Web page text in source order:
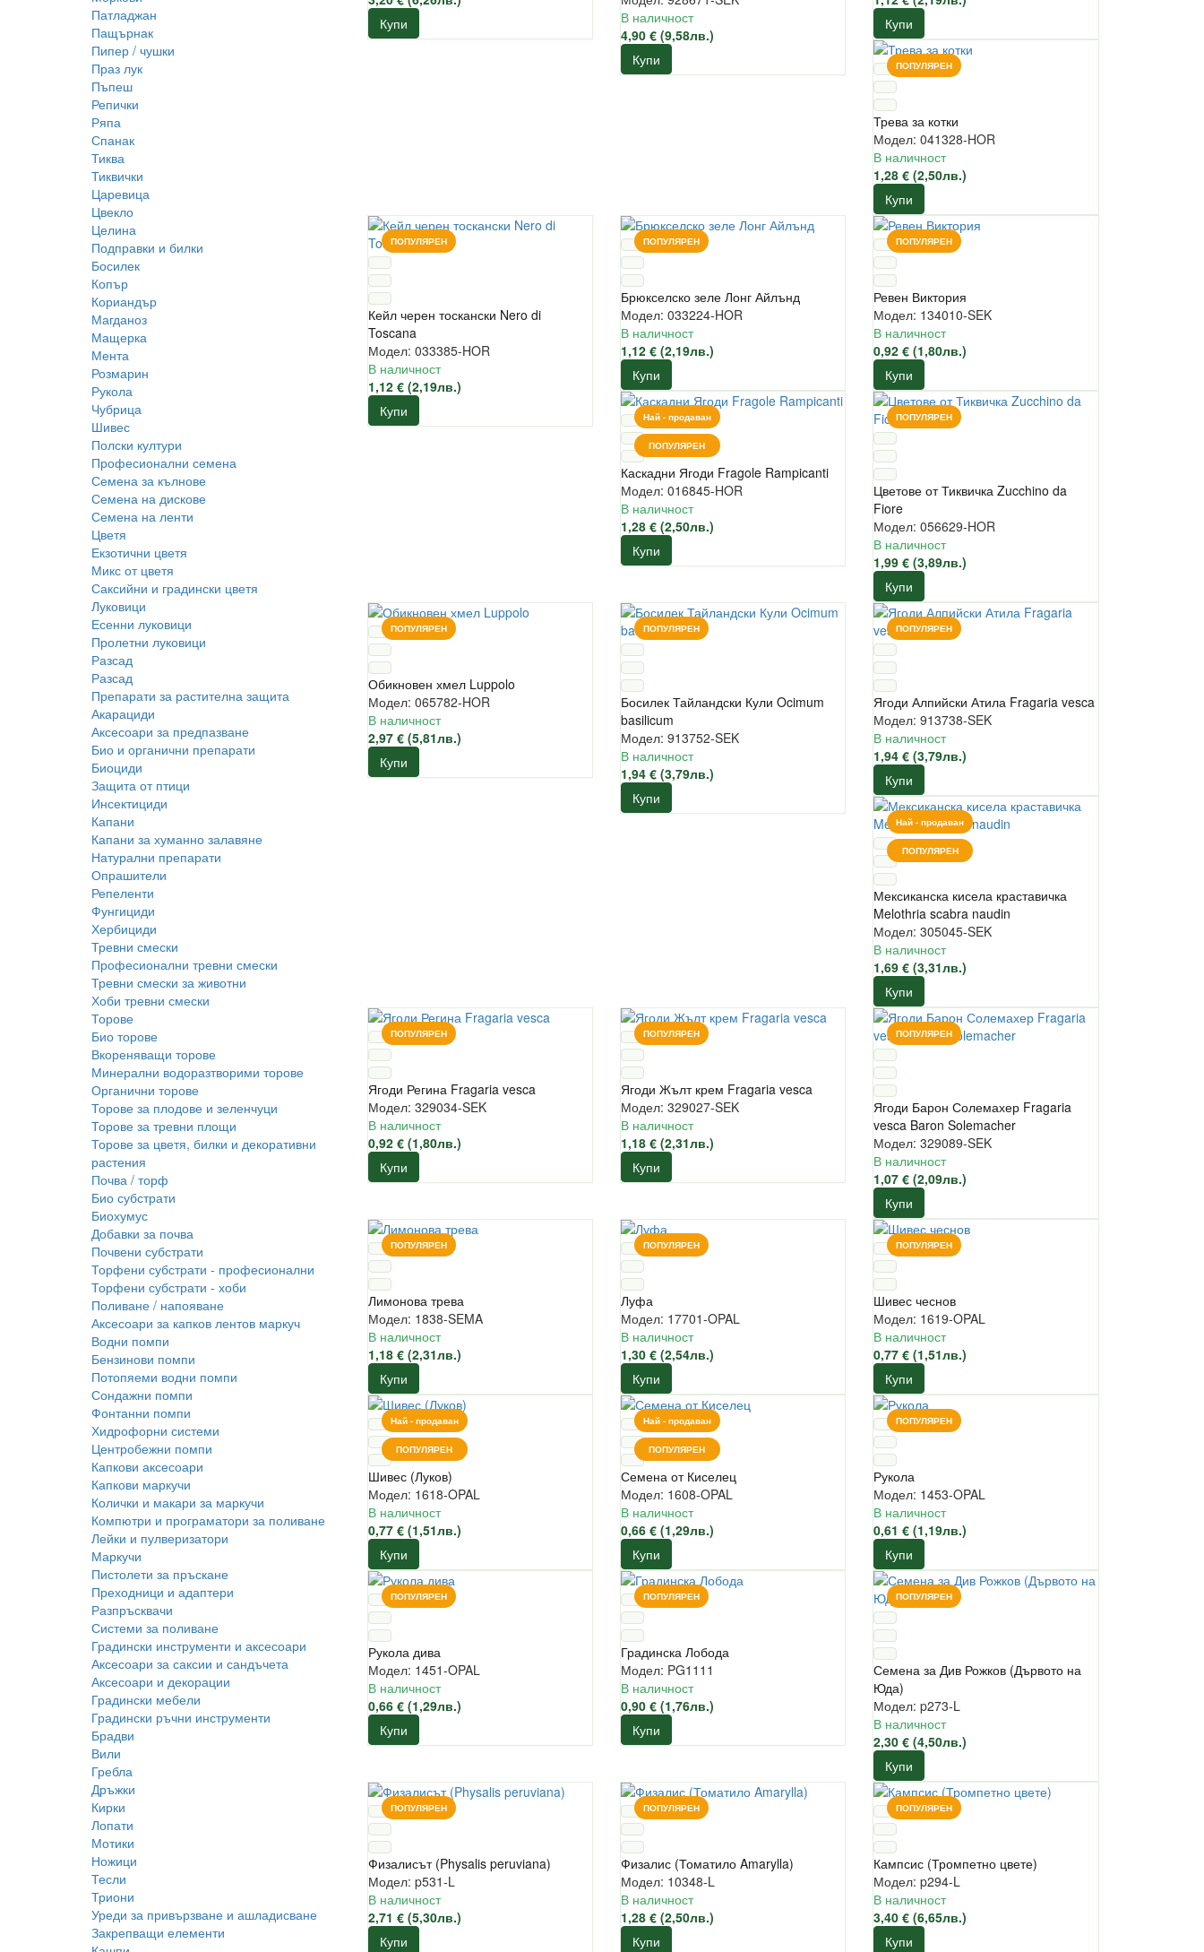
Патладжан
Пащърнак
Пипер / чушки
Праз лук
Пъпеш
Репички
Ряпа
Спанак
Тиква
Тиквички
Царевица
Цвекло
Целина
Подправки и билки
Босилек
Копър
Кориандър
Магданоз
Мащерка
Мента
Розмарин
Рукола
Чубрица
Шивес
Полски култури
Професионални семена
Семена за кълнове
Семена на дискове
Семена на ленти
Цветя
Екзотични цветя
Микс от цветя
Саксийни и градински цветя
Луковици
Есенни луковици
Пролетни луковици
Разсад
Разсад
Препарати за растителна защита
Акарациди
Аксесоари за предпазване
Био и органични препарати
Биоциди
Защита от птици
Инсектициди
Капани
Капани за хуманно залавяне
Натурални препарати
Опрашители
Репеленти
Фунгициди
Хербициди
Тревни смески
Професионални тревни смески
Тревни смески за животни
Хоби тревни смески
Торове
Био торове
Вкореняващи торове
Минерални водоразтворими торове
Органични торове
Торове за плодове и зеленчуци
Торове за тревни площи
Торове за цветя, билки и декоративни
растения
Почва / торф
Био субстрати
Биохумус
Добавки за почва
Почвени субстрати
Торфени субстрати - професионални
Торфени субстрати - хоби
Поливане / напояване
Аксесоари за капков лентов маркуч
Водни помпи
Бензинови помпи
Потопяеми водни помпи
Сондажни помпи
Фонтанни помпи
Хидрофорни системи
Центробежни помпи
Капкови аксесоари
Капкови маркучи
Колички и макари за маркучи
Компютри и програматори за поливане
Лейки и пулверизатори
Маркучи
Пистолети за пръскане
Преходници и адаптери
Разпръсквачи
Системи за поливане
Градински инструменти и аксесоари
Аксесоари за саксии и сандъчета
Аксесоари и декорации
Градински мебели
Градински ръчни инструменти
Брадви
Вили
Гребла
Дръжки
Кирки
Лопати
Мотики
Ножици
Тесли
Триони
Уреди за привързване и ашладисване
Закрепващи елементи
Купи
В наличност
4,90 € (9,58лв.)
Купи
Купи
ПОПУЛЯРЕН
Трева за котки
Модел: 041328-HOR
В наличност
1,28 € (2,50лв.)
Купи
ПОПУЛЯРЕН
Кейл черен тоскански Nero di
Toscana
Модел: 033385-HOR
В наличност
1,12 € (2,19лв.)
Купи
ПОПУЛЯРЕН
Брюкселско зеле Лонг Айлънд
Модел: 033224-HOR
В наличност
1,12 € (2,19лв.)
Купи
ПОПУЛЯРЕН
Ревен Виктория
Модел: 134010-SEK
В наличност
0,92 € (1,80лв.)
Купи
Най - продаван
ПОПУЛЯРЕН
Каскадни Ягоди Fragole Rampicanti
Модел: 016845-HOR
В наличност
1,28 € (2,50лв.)
Купи
ПОПУЛЯРЕН
Цветове от Тиквичка Zucchino da
Fiore
Модел: 056629-HOR
В наличност
1,99 € (3,89лв.)
Купи
ПОПУЛЯРЕН
Обикновен хмел Luppolo
Модел: 065782-HOR
В наличност
2,97 € (5,81лв.)
Купи
ПОПУЛЯРЕН
Босилек Тайландски Кули Ocimum
basilicum
Модел: 913752-SEK
В наличност
1,94 € (3,79лв.)
Купи
ПОПУЛЯРЕН
Ягоди Алпийски Атила Fragaria vesca
Модел: 913738-SEK
В наличност
1,94 € (3,79лв.)
Купи
Най - продаван
ПОПУЛЯРЕН
Мексиканска кисела краставичка
Melothria scabra naudin
Модел: 305045-SEK
В наличност
1,69 € (3,31лв.)
Купи
ПОПУЛЯРЕН
Ягоди Регина Fragaria vesca
Модел: 329034-SEK
В наличност
0,92 € (1,80лв.)
Купи
ПОПУЛЯРЕН
Ягоди Жълт крем Fragaria vesca
Модел: 329027-SEK
В наличност
1,18 € (2,31лв.)
Купи
ПОПУЛЯРЕН
Ягоди Барон Солемахер Fragaria
vesca Baron Solemacher
Модел: 329089-SEK
В наличност
1,07 € (2,09лв.)
Купи
ПОПУЛЯРЕН
Лимонова трева
Модел: 1838-SEMA
В наличност
1,18 € (2,31лв.)
Купи
ПОПУЛЯРЕН
Луфа
Модел: 17701-OPAL
В наличност
1,30 € (2,54лв.)
Купи
ПОПУЛЯРЕН
Шивес чеснов
Модел: 1619-OPAL
В наличност
0,77 € (1,51лв.)
Купи
Най - продаван
ПОПУЛЯРЕН
Шивес (Луков)
Модел: 1618-OPAL
В наличност
0,77 € (1,51лв.)
Купи
Най - продаван
ПОПУЛЯРЕН
Семена от Киселец
Модел: 1608-OPAL
В наличност
0,66 € (1,29лв.)
Купи
ПОПУЛЯРЕН
Рукола
Модел: 1453-OPAL
В наличност
0,61 € (1,19лв.)
Купи
ПОПУЛЯРЕН
Рукола дива
Модел: 1451-OPAL
В наличност
0,66 € (1,29лв.)
Купи
ПОПУЛЯРЕН
Градинска Лобода
Модел: PG1111
В наличност
0,90 € (1,76лв.)
Купи
ПОПУЛЯРЕН
Семена за Див Рожков (Дървото на
Юда)
Модел: p273-L
В наличност
2,30 € (4,50лв.)
Купи
ПОПУЛЯРЕН
Физалисът (Physalis peruviana)
Модел: p531-L
В наличност
2,71 € (5,30лв.)
Купи
ПОПУЛЯРЕН
Физалис (Томатило Amarylla)
Модел: 10348-L
В наличност
1,28 € (2,50лв.)
Купи
ПОПУЛЯРЕН
Кампсис (Тромпетно цвете)
Модел: p294-L
В наличност
3,40 € (6,65лв.)
Купи